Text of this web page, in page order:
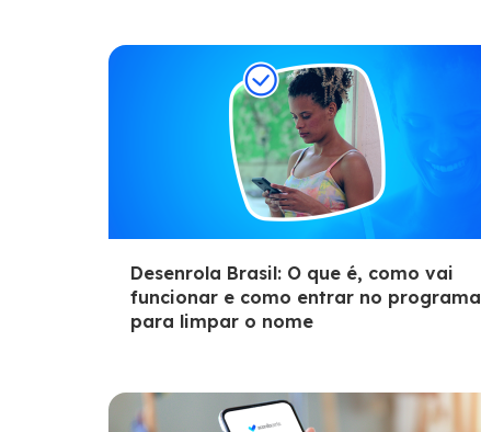
Desenrola Brasil: O que é, como vai
funcionar e como entrar no programa
para limpar o nome